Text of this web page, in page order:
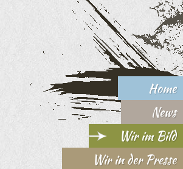
Home
News
Wir im Bild
Wir in der Presse